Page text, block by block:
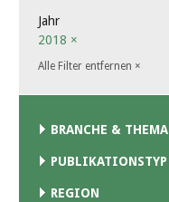
Jahr
2018 ×
Alle Filter entfernen ×
BRANCHE & THEMA
PUBLIKATIONSTYP
REGION